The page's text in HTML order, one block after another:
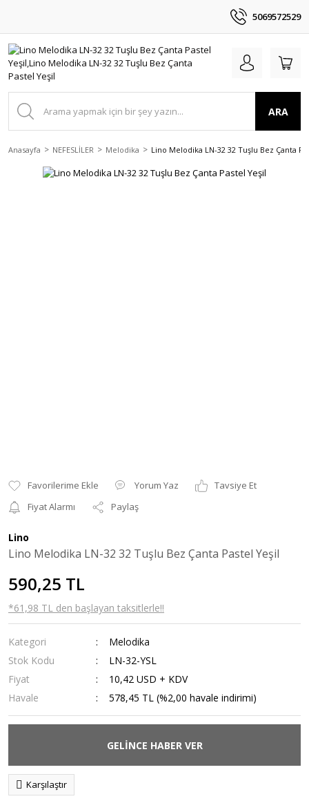
5069572529
ARA
Anasayfa NEFESLİLER Melodika Lino Melodika LN-32 32 Tuşlu Bez Çanta
Yorum Yaz
Tavsiye Et
Fiyat Alarmı
Paylaş
Lino
Lino Melodika LN-32 32 Tuşlu Bez Çanta Pastel Yeşil
590,25 TL
*61,98 TL den başlayan taksitlerle!!
Kategori
Melodika
Stok Kodu
LN-32-YSL
Fiyat
10,42 USD + KDV
Havale
578,45 TL (%2,00 havale indirimi)
GELİNCE HABER VER
Karşılaştır